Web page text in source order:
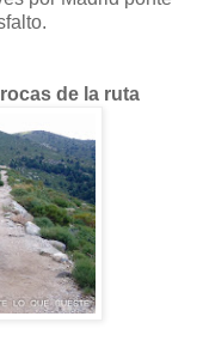
de la ruta